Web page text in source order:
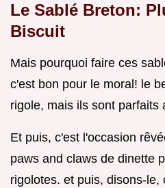
Le Sablé Breton:
Biscuit
Mais pourquoi faire ces
c'est bon pour le moral! le
rigole, mais ils sont parfaits
Et puis, c'est l'occasion
paws and claws de dinette
rigolotes. et puis, disons-